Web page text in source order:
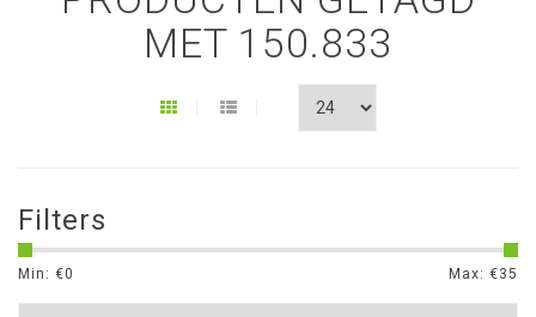
MET 150.833
Filters
Min: €0 Max: €35